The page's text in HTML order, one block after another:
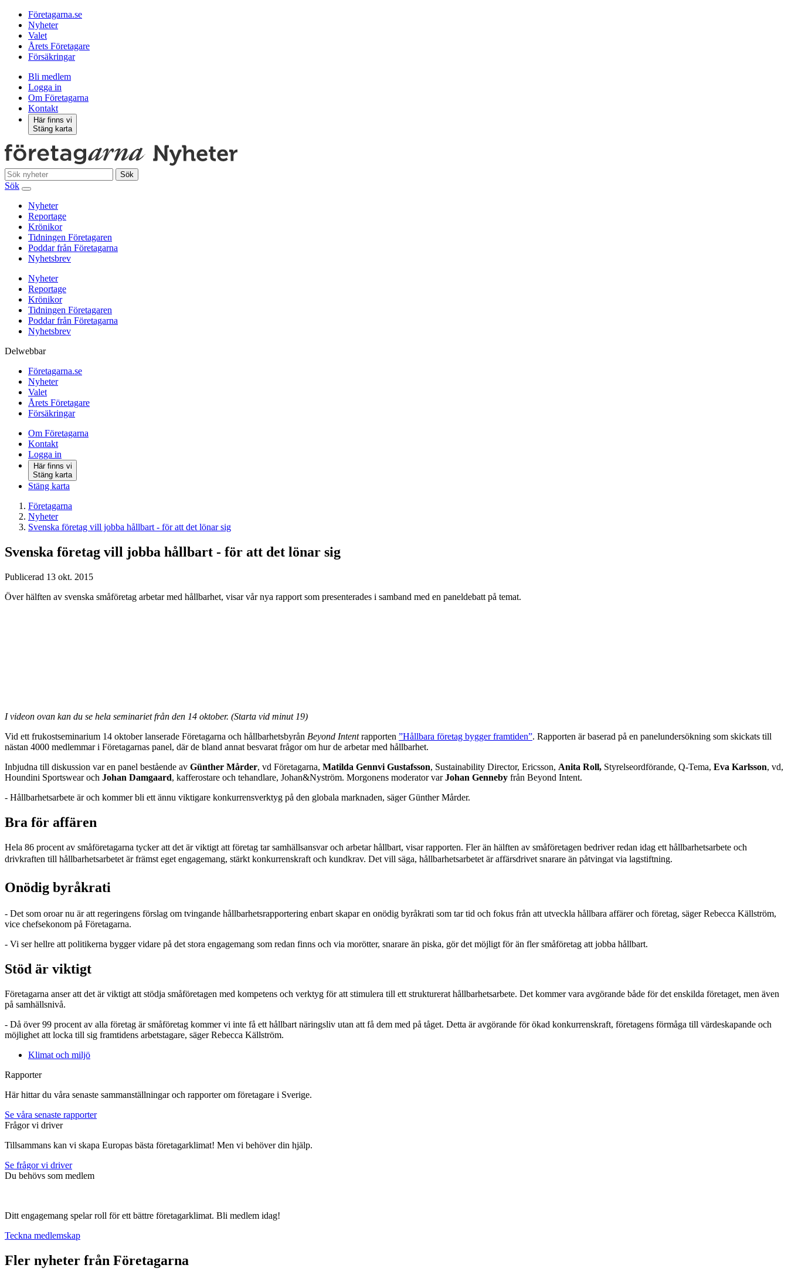
Företagarna.se
Nyheter
Valet
Årets Företagare
Försäkringar
Bli medlem
Logga in
Om Företagarna
Kontakt
Här finns vi
Stäng karta
Sök
Sök
Nyheter
Reportage
Krönikor
Tidningen Företagaren
Poddar från Företagarna
Nyhetsbrev
Nyheter
Reportage
Krönikor
Tidningen Företagaren
Poddar från Företagarna
Nyhetsbrev
Delwebbar
Företagarna.se
Nyheter
Valet
Årets Företagare
Försäkringar
Om Företagarna
Kontakt
Logga in
Här finns vi
Stäng karta
Stäng karta
Företagarna
Nyheter
Svenska företag vill jobba hållbart - för att det lönar sig
Svenska företag vill jobba hållbart - för att det lönar sig
Publicerad 13 okt. 2015
Över hälften av svenska småföretag arbetar med hållbarhet, visar vår nya rapport som presenterades i samband med en paneldebatt på temat.
I videon ovan kan du se hela seminariet från den 14 oktober. (Starta vid minut 19)
Vid ett frukostseminarium 14 oktober lanserade Företagarna och hållbarhetsbyrån Beyond Intentrapporten ”Hållbara företag bygger framtiden”. Rapporten är baserad på en panelundersökning som skickats till
nästan 4000 medlemmar i Företagarnas panel, där de bland annat besvarat frågor om hur de arbetar med hållbarhet.
Inbjudna till diskussion var en panel bestående av Günther Mårder, vd Företagarna, Matilda Gennvi Gustafsson, Sustainability Director, Ericsson, Anita Roll, Styrelseordförande, Q-Tema, Eva Karlsson, vd,
Houndini Sportswear och Johan Damgaard, kafferostare och tehandlare, Johan&Nyström. Morgonens moderator varJohan Genneby från Beyond Intent.
- Hållbarhetsarbete är och kommer bli ett ännu viktigare konkurrensverktyg på den globala marknaden, säger Günther Mårder.
Bra för affären
Hela 86 procent av småföretagarna tycker att det är viktigt att företag tar samhällsansvar och arbetar hållbart, visar rapporten. Fler än hälften av småföretagen bedriver redan idag ett hållbarhetsarbete och
drivkraften till hållbarhetsarbetet är främst eget engagemang, stärkt konkurrenskraft och kundkrav. Det vill säga, hållbarhetsarbetet är affärsdrivet snarare än påtvingat via lagstiftning.
Onödig byråkrati
- Det som oroar nu är att regeringens förslag om tvingande hållbarhetsrapportering enbart skapar en onödig byråkrati som tar tid och fokus från att utveckla hållbara affärer och företag, säger Rebecca Källström,
vice chefsekonom på Företagarna.
- Vi ser hellre att politikerna bygger vidare på det stora engagemang som redan finns och via morötter, snarare än piska, gör det möjligt för än fler småföretag att jobba hållbart.
Stöd är viktigt
Företagarna anser att det är viktigt att stödja småföretagen med kompetens och verktyg för att stimulera till ett strukturerat hållbarhetsarbete. Det kommer vara avgörande både för det enskilda företaget, men även
på samhällsnivå.
- Då över 99 procent av alla företag är småföretag kommer vi inte få ett hållbart näringsliv utan att få dem med på tåget. Detta är avgörande för ökad konkurrenskraft, företagens förmåga till värdeskapande och
möjlighet att locka till sig framtidens arbetstagare, säger Rebecca Källström.
Klimat och miljö
Rapporter
Här hittar du våra senaste sammanställningar och rapporter om företagare i Sverige.
Se våra senaste rapporter
Frågor vi driver
Tillsammans kan vi skapa Europas bästa företagarklimat! Men vi behöver din hjälp.
Se frågor vi driver
Du behövs som medlem
Ditt engagemang spelar roll för ett bättre företagarklimat. Bli medlem idag!
Teckna medlemskap
Fler nyheter från Företagarna